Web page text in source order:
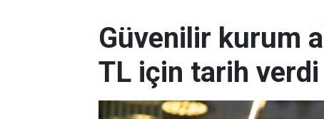
Güvenilir kurum
TL için tarih verdi